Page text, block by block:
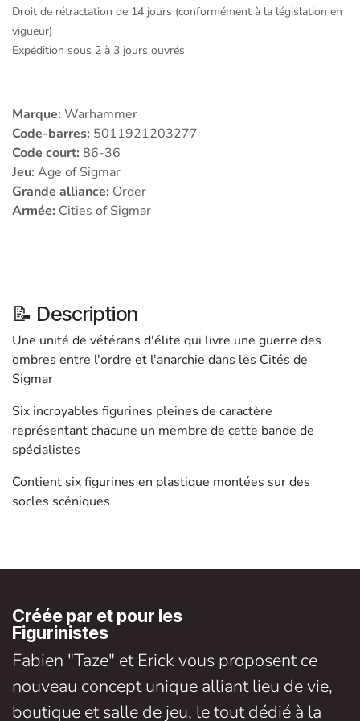
Droit de rétractation de 14 jours (conformément à la législation en
vigueur)
Expédition sous 2 à 3 jours ouvrés
Marque: Warhammer
Code-barres: 5011921203277
Code court: 86-36
Jeu: Age of Sigmar
Grande alliance: Order
Armée: Cities of Sigmar
📝 Description
Une unité de vétérans d'élite qui livre une guerre des
ombres entre l'ordre et l'anarchie dans les Cités de
Sigmar
Six incroyables figurines pleines de caractère
représentant chacune un membre de cette bande de
spécialistes
Contient six figurines en plastique montées sur des
socles scéniques
Créée par et pour les
Figurinistes
Fabien "Taze" et Erick vous proposent ce
nouveau concept unique alliant lieu de vie,
boutique et salle de jeu, le tout dédié à la